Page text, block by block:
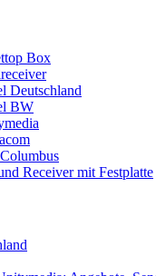
Box
Deutschland
BW
Receiver mit Festplatte